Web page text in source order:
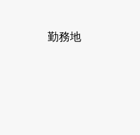
勤務地